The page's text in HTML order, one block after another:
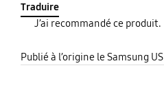
maintenance
resolution when issues
from reduced downtime
which contribute to overall
Traduire
J’ai recommandé ce produit.
Publié à l’origine le Samsung US